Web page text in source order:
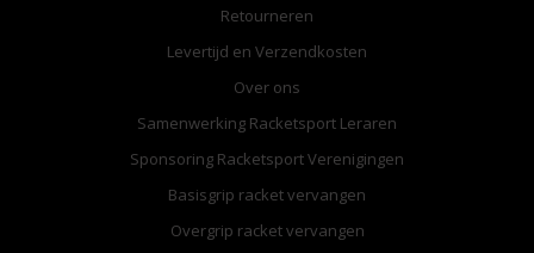
Retourneren
Levertijd en Verzendkosten
Over ons
Samenwerking Racketsport Leraren
Sponsoring Racketsport Verenigingen
Basisgrip racket vervangen
Overgrip racket vervangen